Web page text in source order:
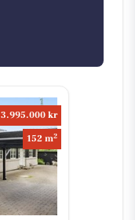
3.995.000 kr
152 m2